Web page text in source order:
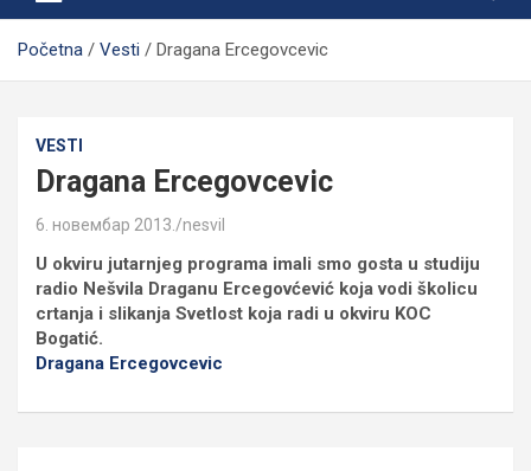
Početna Vesti Dragana Ercegovcevic
VESTI
Dragana Ercegovcevic
6. новембар 2013. nesvil
U okviru jutarnjeg programa imali smo gosta u studiju
radio Nešvila Draganu Ercegovćević koja vodi školicu
crtanja i slikanja Svetlost koja radi u okviru KOC
Bogatić.
Dragana Ercegovcevic